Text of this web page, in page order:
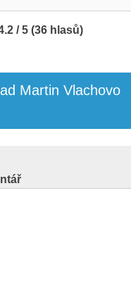
/ 5 (36 hlasů)
Martin Vlachovo